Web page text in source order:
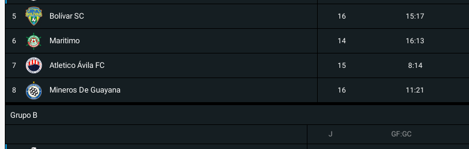
5 Bolívar SC 16 15:17
6 Maritimo 14 16:13
7 Atletico Ávila FC 15 8:14
8 Mineros De Guayana 16 11:21
Grupo B
J GF:GC